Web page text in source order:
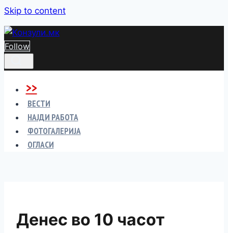
Skip to content
Follow
>>
ВЕСТИ
НАЈДИ РАБОТА
ФОТОГАЛЕРИЈА
ОГЛАСИ
Денес во 10 часот